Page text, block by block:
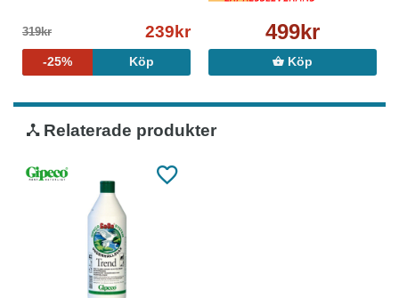
319kr 239kr
-25% Köp
499kr
Köp
Relaterade produkter